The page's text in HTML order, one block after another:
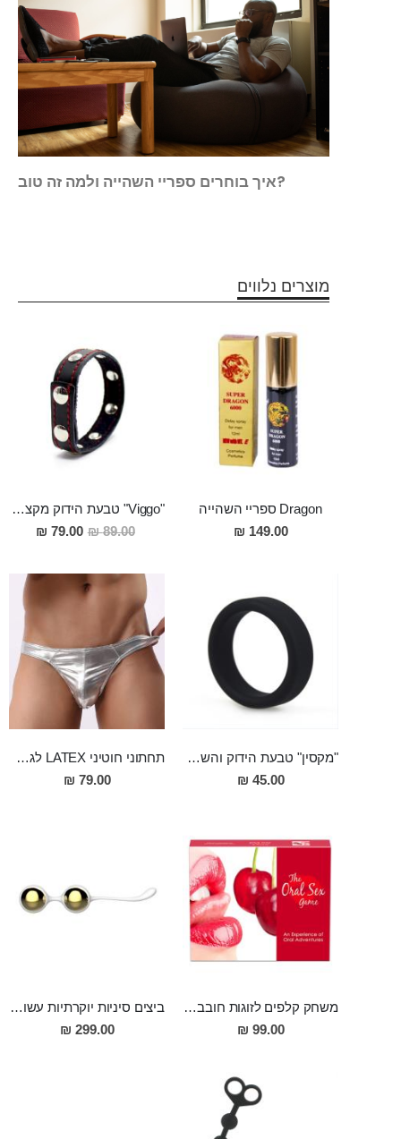
איך בוחרים ספריי השהייה ולמה זה טוב?
מוצרים נלווים
Dragon ספריי השהייה
149.00 ₪
"Viggo" טבעת הידוק מקצועית להשהיית השפיכה והגדלת נפח האיבר ולאורגזמה עוצמתית במיוחד
89.00 ₪
מחיר
מבצע
79.00 ₪
"מקסין" טבעת הידוק והשהייה מיוחדת מסיליקון שחורה ועבה במיוחד
45.00 ₪
תחתוני חוטיני LATEX לגבר "Dede"
79.00 ₪
משחק קלפים לזוגות חובבי מין אוראלי
99.00 ₪
ביצים סיניות יוקרתיות עשויות אלומיניום מצופה סיליקון לאורגזמות חזקות ועמוקות יותר "Nalone Yany Kegal Balls"
299.00 ₪